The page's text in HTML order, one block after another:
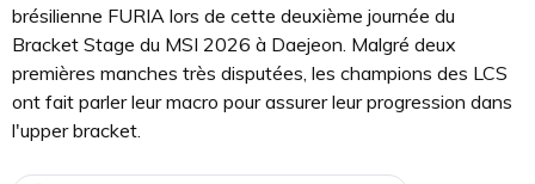
brésilienne FURIA lors de cette deuxième journée du
Bracket Stage du MSI 2026 à Daejeon. Malgré deux
premières manches très disputées, les champions des LCS
ont fait parler leur macro pour assurer leur progression dans
l'upper bracket.